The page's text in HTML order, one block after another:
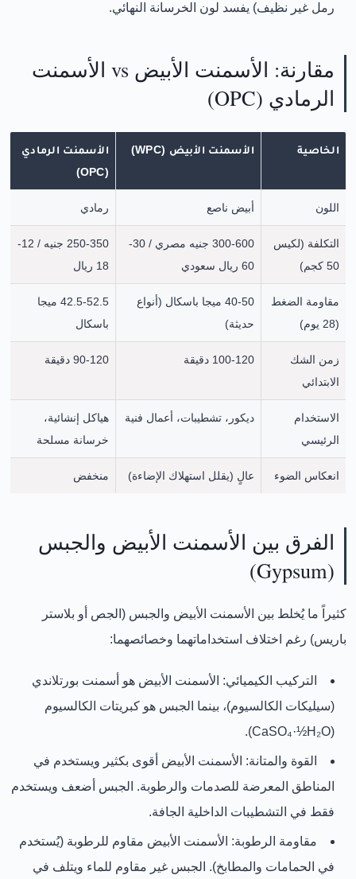
رمل غير نظيف) يفسد لون الخرسانة النهائي.
مقارنة: الأسمنت الأبيض vs الأسمنت
الرمادي (OPC)
الخاصية الأسمنت الأبيض (WPC)
الأسمنت الرمادي
(OPC)
اللون أبيض ناصع رمادي
التكلفة (لكيس
50 كجم)
300-600 جنيه مصري / 30-
60 ريال سعودي
250-350 جنيه / 12-
18 ريال
مقاومة الضغط
(28 يوم)
40-50 ميجا باسكال (أنواع
حديثة)
42.5-52.5 ميجا
باسكال
زمن الشك
الابتدائي
100-120 دقيقة 90-120 دقيقة
الاستخدام
الرئيسي
ديكور، تشطيبات، أعمال فنية
هياكل إنشائية،
خرسانة مسلحة
انعكاس الضوء عالٍ (يقلل استهلاك الإضاءة) منخفض
الفرق بين الأسمنت الأبيض والجبس
(Gypsum)
كثيراً ما يُخلط بين الأسمنت الأبيض والجبس (الجص أو بلاستر
باريس) رغم اختلاف استخداماتهما وخصائصهما:
التركيب الكيميائي: الأسمنت الأبيض هو أسمنت بورتلاندي
(سيليكات الكالسيوم)، بينما الجبس هو كبريتات الكالسيوم
(CaSO₄·½H₂O)
.
القوة والمتانة: الأسمنت الأبيض أقوى بكثير ويستخدم في
المناطق المعرضة للصدمات والرطوبة. الجبس أضعف ويستخدم
فقط في التشطيبات الداخلية الجافة.
مقاومة الرطوبة: الأسمنت الأبيض مقاوم للرطوبة (يُستخدم
في الحمامات والمطابخ). الجبس غير مقاوم للماء ويتلف في